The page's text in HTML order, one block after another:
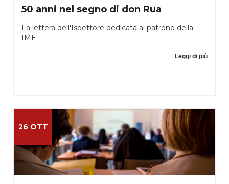
50 anni nel segno di don Rua
La lettera dell'Ispettore dedicata al patrono della
IME
Leggi di più
26 OTT